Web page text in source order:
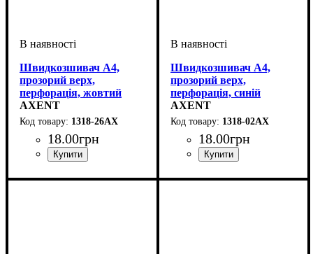
Швидкозшивач А4,
прозорий верх,
перфорація, жовтий
AXENT
1318-26АХ
18.00грн
Швидкозшивач А4,
прозорий верх,
перфорація, синій
AXENT
1318-02АХ
18.00грн